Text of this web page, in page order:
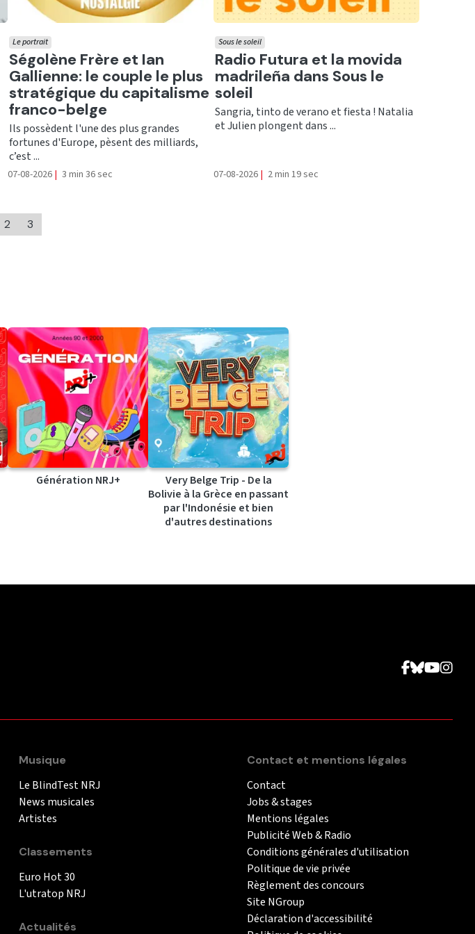
Ecouter
Ségolène Frère et Ian
Gallienne: le couple le plus
stratégique du capitalisme
franco-belge
Le portrait
Ils possèdent l'une des plus grandes
fortunes d'Europe, pèsent des milliards,
c’est ...
07-08-2026 | 3 min 36 sec
Ecouter
Radio Futura et la movida
madrileña dans Sous le
soleil
Sous le soleil
Sangria, tinto de verano et fiesta ! Natalia
et Julien plongent dans ...
07-08-2026 | 2 min 19 sec
2 3
Génération NRJ+
Very Belge Trip - De la
Bolivie à la Grèce en passant
par l'Indonésie et bien
d'autres destinations
Musique
Le BlindTest NRJ
News musicales
Artistes
Classements
Euro Hot 30
L'utratop NRJ
Actualités
Contact et mentions légales
Contact
Jobs & stages
Mentions légales
Publicité Web & Radio
Conditions générales d'utilisation
Politique de vie privée
Règlement des concours
Site NGroup
Déclaration d'accessibilité